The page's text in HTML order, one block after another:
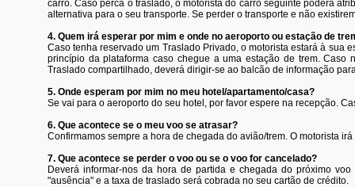
carro. Caso perca o traslado, o motorista do carro seguinte poderá
alternativa para o seu transporte. Se perder o transporte e não
4. Quem irá esperar por mim e onde no aeroporto ou estação de
Caso tenha reservado um Traslado Privado, o motorista estará à sua
princípio da plataforma caso chegue a uma estação de trem.
Traslado compartilhado, deverá dirigir-se ao balcão de informação
5. Onde esperam por mim no meu hotel/apartamento/casa?
Se vai para o aeroporto do seu hotel, por favor espere na recepção.
6. Que acontece se o meu voo se atrasar?
Confirmamos sempre a hora de chegada do avião/trem. O motorista
7. Que acontece se perder o voo ou se o voo for cancelado?
Deverá informar-nos da hora de partida e chegada do próximo
"ausência" e a taxa de traslado será cobrada no seu cartão de crédito.